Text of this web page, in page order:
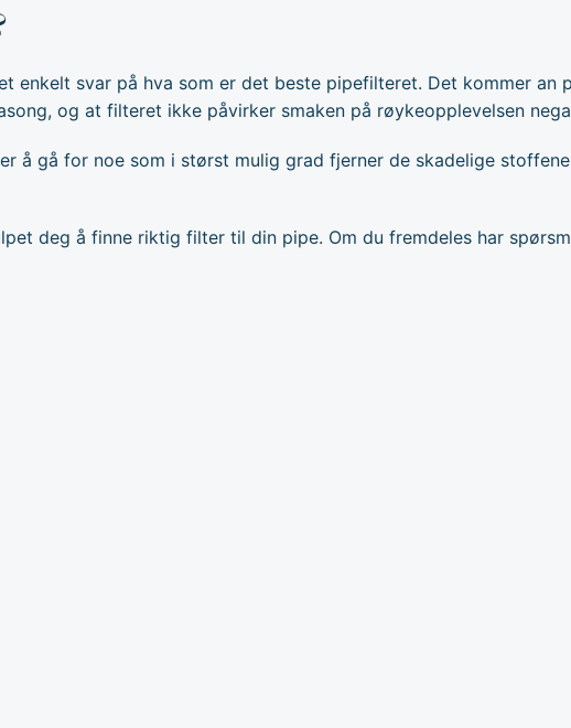
enkelt svar på hva som er det beste pipefilteret. Det kommer an
og at filteret ikke påvirker smaken på røykeopplevelsen
å gå for noe som i størst mulig grad fjerner de skadelige
deg å finne riktig filter til din pipe. Om du fremdeles har